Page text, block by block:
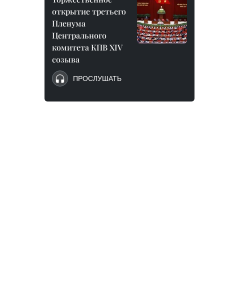
открытие третьего
Пленума
Центрального
комитета КПВ XIV
созыва
ПРОСЛУШАТЬ